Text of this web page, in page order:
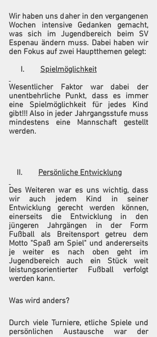
Wir haben uns daher in den vergangenen
Wochen intensive Gedanken gemacht,
was sich im Jugendbereich beim SV
Espenau ändern muss. Dabei haben wir
den Fokus auf zwei Hauptthemen gelegt:
      I.
Spielmöglichkeit
Wesentlicher Faktor war dabei der
unentbehrliche Punkt, dass es immer
eine Spielmöglichkeit für jedes Kind
gibt!!! Also in jeder Jahrgangsstufe muss
mindestens eine Mannschaft gestellt
werden.
    II.
Persönliche Entwicklung
Des Weiteren war es uns wichtig, dass
wir auch jedem Kind in seiner
Entwicklung gerecht werden können,
einerseits die Entwicklung in den
jüngeren Jahrgängen in der Form
Fußball als Breitensport getreu dem
Motto "Spaß am Spiel" und andererseits
je weiter es nach oben geht im
Jugendbereich auch ein Stück weit
leistungsorientierter Fußball verfolgt
werden kann.
Was wird anders?
Durch viele Turniere, etliche Spiele und
persönlichen Austausche war der